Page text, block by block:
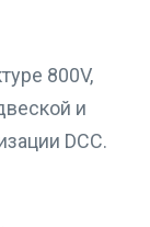
800V,
и
DCC.